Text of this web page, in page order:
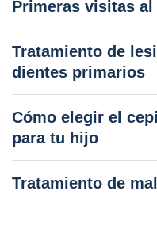
Primeras visitas
Tratamiento de
dientes primarios
Cómo elegir el
para tu hijo
Tratamiento de